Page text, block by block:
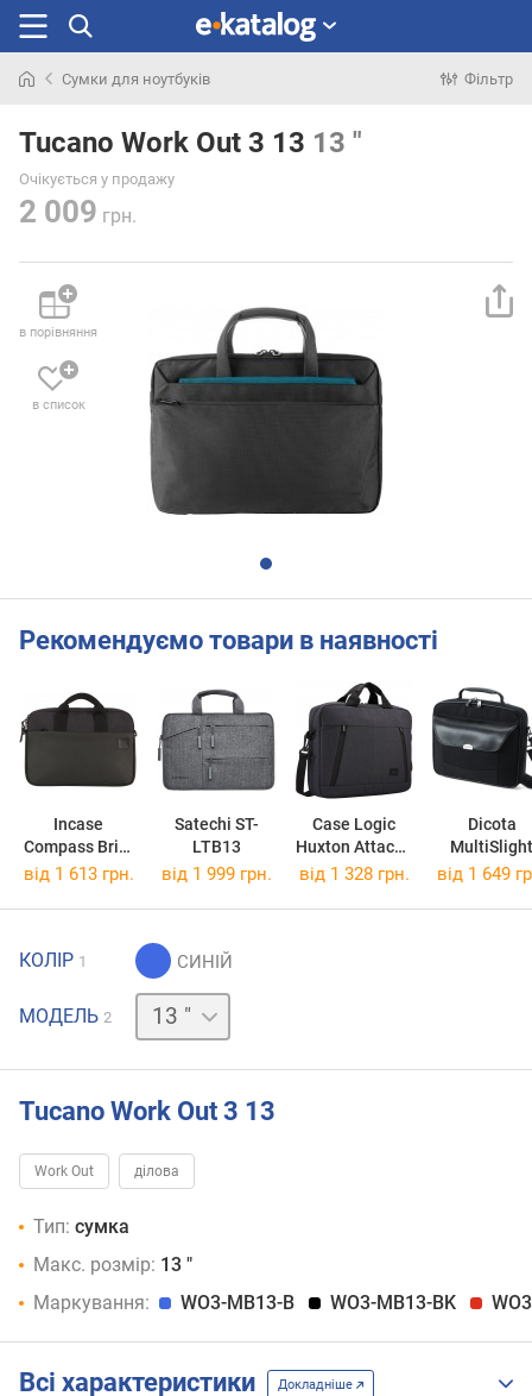
раніше
Сумки для ноутбуків Фільтр
Tucano Work Out 3 13 13 "
Очікується у продажу
2 009 грн.
в порівняння
в список
Рекомендуємо товари в наявності
Incase
Compass Brief
Bag 13
Satechi ST-
LTB13
Case Logic
Huxton Attache
HUXA-213
Dicota
MultiSlight
від 1 613 грн. від 1 999 грн. від 1 328 грн. від 1 649
КОЛІР 1
МОДЕЛЬ 2
15 "
Tucano Work Out 3 13
Work Out ділова
Тип: сумка
Макс. розмір: 13 "
Маркування:
WO3-MB13-B WO3-MB13-BK
Всі характеристики Докладніше